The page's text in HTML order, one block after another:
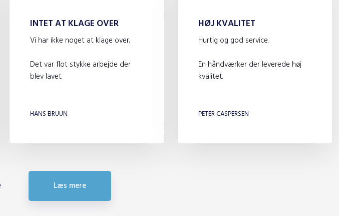
INTET AT KLAGE OVER
Vi har ikke noget at klage over.
Det var flot stykke arbejde der
blev lavet.
HANS BRUUN
HØJ KVALITET
Hurtig og god service.
En håndværker der leverede høj
kvalitet.
PETER CASPERSEN
Læs mere​